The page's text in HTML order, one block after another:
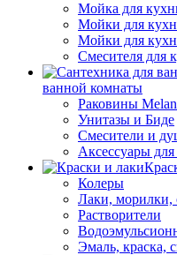
Мойка для
Мойки для
Мойки для
Смесителя для
ванной комнаты
Раковины
Унитазы и Биде
Смесители и
Аксессуары
Колеры
Лаки, морилки,
Растворители
Эмаль, краска,